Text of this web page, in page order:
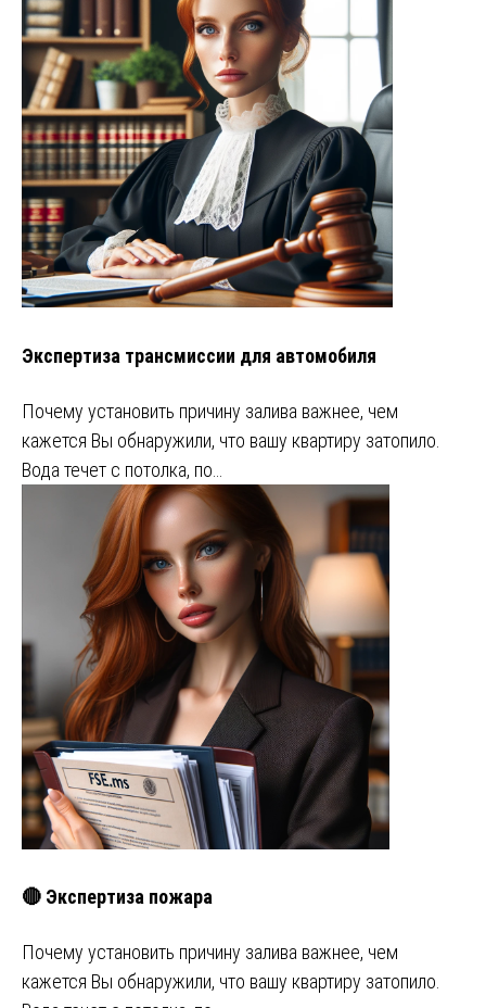
Экспертиза трансмиссии для автомобиля
Почему установить причину залива важнее, чем
кажется Вы обнаружили, что вашу квартиру затопило.
Вода течет с потолка, по…
🔴 Экспертиза пожара
Почему установить причину залива важнее, чем
кажется Вы обнаружили, что вашу квартиру затопило.